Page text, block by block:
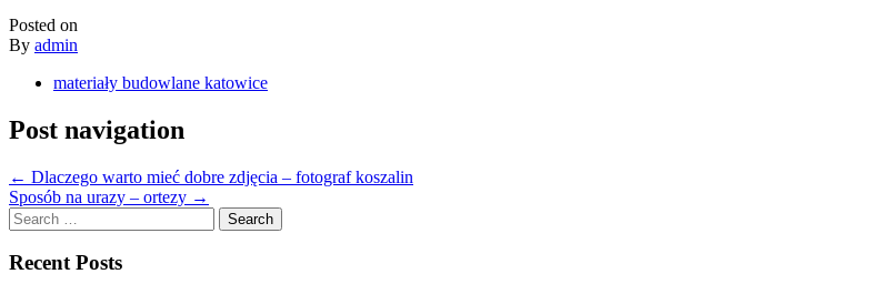
Posted on
By admin
materiały budowlane katowice
Post navigation
← Dlaczego warto mieć dobre zdjęcia – fotograf koszalin
Sposób na urazy – ortezy →
Search
for:
Recent Posts